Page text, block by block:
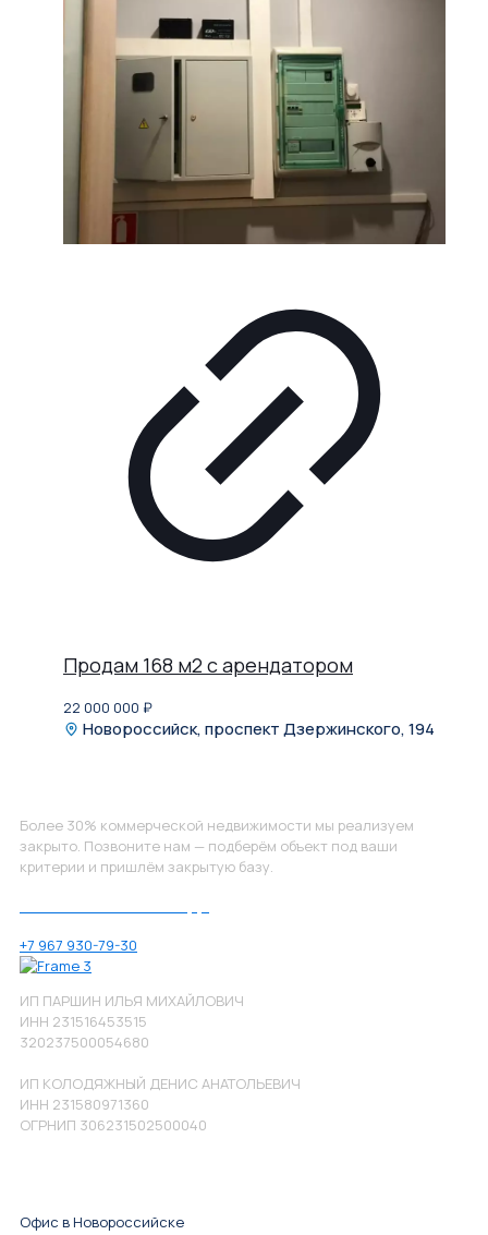
Продам 168 м2 с арендатором
22 000 000 ₽
Новороссийск, проспект Дзержинского, 194
Более 30% коммерческой недвижимости мы реализуем
закрыто. Позвоните нам — подберём объект под ваши
критерии и пришлём закрытую базу.
+7 967 930-79-30
ИП ПАРШИН ИЛЬЯ МИХАЙЛОВИЧ
ИНН 231516453515
320237500054680
ИП КОЛОДЯЖНЫЙ ДЕНИС АНАТОЛЬЕВИЧ
ИНН 231580971360
ОГРНИП 306231502500040
Офис в Новороссийске